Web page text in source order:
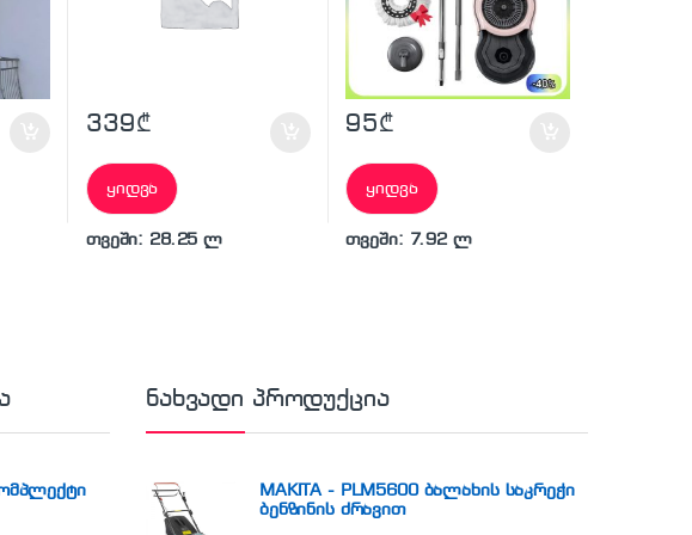
339₾
ყიდვა
თვეში: 28.25 ლ
95₾
ყიდვა
თვეში: 7.92 ლ
ნახვადი პროდუქცია
MAKITA - PLM5600 ბალახის საკრეჭი
ბენზინის ძრავით